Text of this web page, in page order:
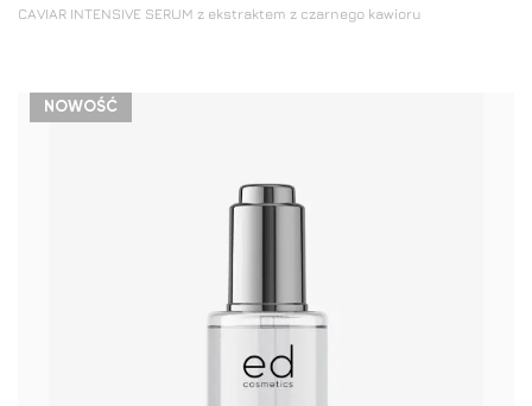
CAVIAR INTENSIVE SERUM z ekstraktem z czarnego kawioru
NOWOŚĆ